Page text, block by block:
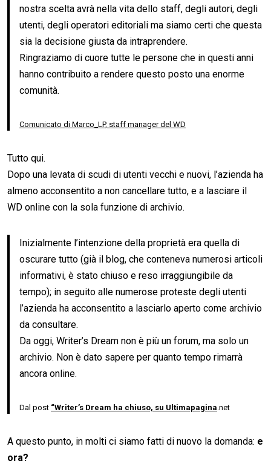
nostra scelta avrà nella vita dello staff, degli autori, degli
utenti, degli operatori editoriali ma siamo certi che questa
sia la decisione giusta da intraprendere.
Ringraziamo di cuore tutte le persone che in questi anni
hanno contribuito a rendere questo posto una enorme
comunità.
Comunicato di Marco_LP, staff manager del WD
Tutto qui.
Dopo una levata di scudi di utenti vecchi e nuovi, l’azienda ha
almeno acconsentito a non cancellare tutto, e a lasciare il
WD online con la sola funzione di archivio.
Inizialmente l’intenzione della proprietà era quella di
oscurare tutto (già il blog, che conteneva numerosi articoli
informativi, è stato chiuso e reso irraggiungibile da
tempo); in seguito alle numerose proteste degli utenti
l’azienda ha acconsentito a lasciarlo aperto come archivio
da consultare.
Da oggi, Writer’s Dream non è più un forum, ma solo un
archivio. Non è dato sapere per quanto tempo rimarrà
ancora online.
Dal post “Writer’s Dream ha chiuso, su Ultimapagina.net
A questo punto, in molti ci siamo fatti di nuovo la domanda: e
ora?